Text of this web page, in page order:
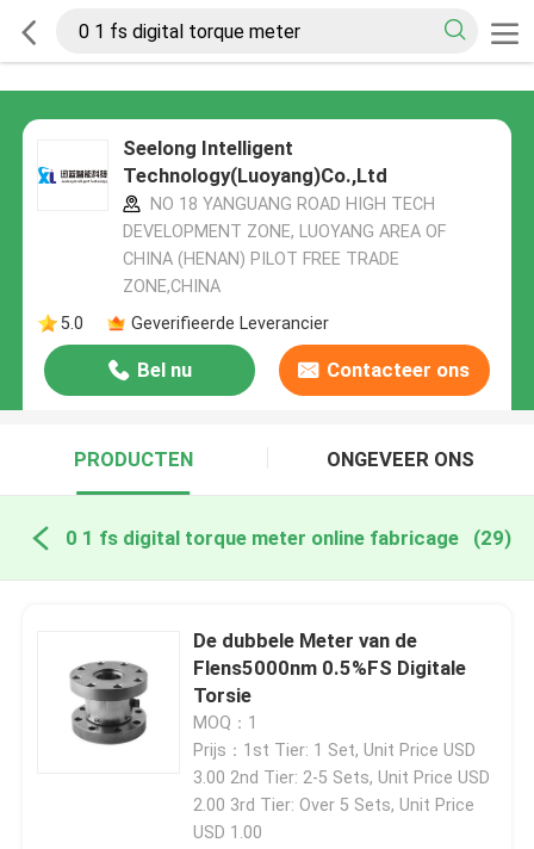
Seelong Intelligent
Technology(Luoyang)Co.,Ltd
NO 18 YANGUANG ROAD HIGH TECH
DEVELOPMENT ZONE, LUOYANG AREA OF
CHINA (HENAN) PILOT FREE TRADE
ZONE,CHINA
5.0
Geverifieerde Leverancier
Bel nu Contacteer ons
PRODUCTEN ONGEVEER ONS
0 1 fs digital torque meter online fabricage (29)
De dubbele Meter van de
Flens5000nm 0.5%FS Digitale
Torsie
MOQ：1
Prijs：1st Tier: 1 Set, Unit Price USD
3.00 2nd Tier: 2-5 Sets, Unit Price USD
2.00 3rd Tier: Over 5 Sets, Unit Price
USD 1.00